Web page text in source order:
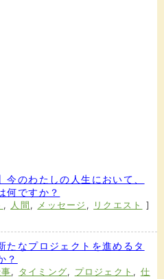
今のわたしの人生において、
何ですか？
, 人間 , メッセージ , リクエスト ]
たなプロジェクトを進めるタ
？
, タイミング, プロジェクト , 仕